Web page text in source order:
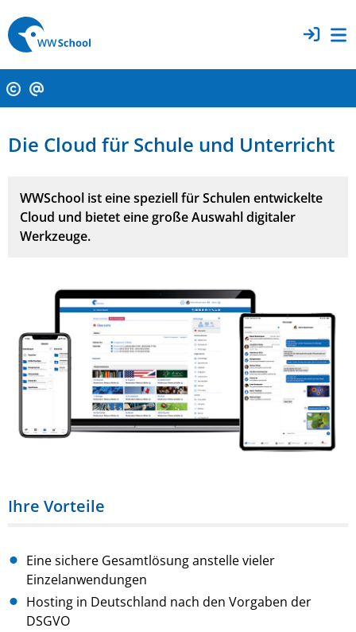
Die Cloud für Schule und Unterricht
WWSchool ist eine speziell für Schulen entwickelte
Cloud und bietet eine große Auswahl digitaler
Werkzeuge.
Ihre Vorteile
Eine sichere Gesamtlösung anstelle vieler
Einzelanwendungen
Hosting in Deutschland nach den Vorgaben der
DSGVO